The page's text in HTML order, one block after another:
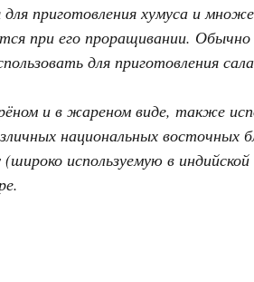
приготовления хумуса и
при его проращивании.
для приготовления
и в жареном виде, также
национальных
используемую в